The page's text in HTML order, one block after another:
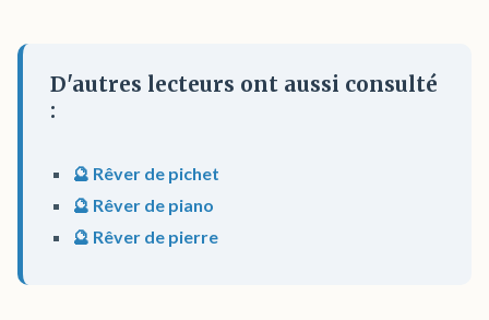
D'autres lecteurs ont aussi consulté
:
🔮 Rêver de pichet
🔮 Rêver de piano
🔮 Rêver de pierre